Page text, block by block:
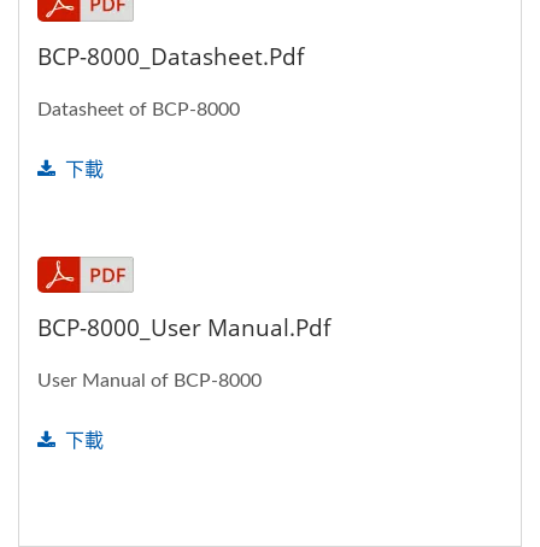
BCP-8000_Datasheet.pdf
Datasheet of BCP-8000
下載
BCP-8000_User Manual.pdf
User Manual of BCP-8000
下載